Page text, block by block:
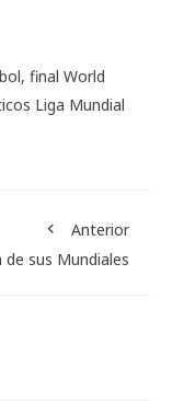
, final World
Liga Mundial
Anterior
sus Mundiales